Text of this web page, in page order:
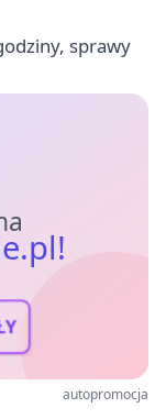
sprawy
autopromocja